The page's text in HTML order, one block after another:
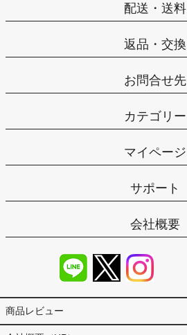
配送・送料
返品・交換
お問合せ先
カテゴリー
マイページ
サポート
会社概要
商品レビュー